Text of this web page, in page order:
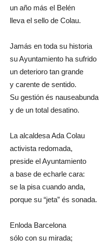
un año más el Belén
lleva el sello de Colau.
Jamás en toda su historia
su Ayuntamiento ha sufrido
un deterioro tan grande
y carente de sentido.
Su gestión és nauseabunda
y de un total desatino.
La alcaldesa Ada Colau
activista redomada,
preside el Ayuntamiento
a base de echarle cara:
se la pisa cuando anda,
porque su “jeta” és sonada.
Enloda Barcelona
sólo con su mirada;